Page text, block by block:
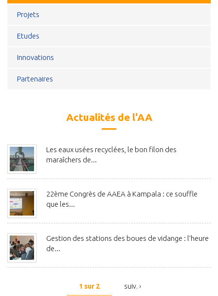
Projets
Etudes
Innovations
Partenaires
Actualités de l'AA
Les eaux usées recyclées, le bon filon des
maraîchers de...
22ème Congrès de AAEA à Kampala : ce souffle
que les...
Gestion des stations des boues de vidange : l’heure
de...
1 sur 2 suiv. ›